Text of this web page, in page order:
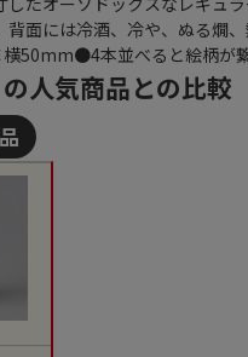
背面には冷酒、冷や、ぬる燗
50mm●4本並べると絵柄が
人気商品との比較